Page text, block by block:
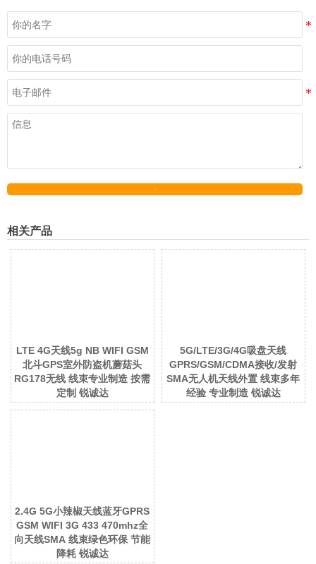
相关产品
LTE 4G天线5g NB WIFI GSM
北斗GPS室外防盗机蘑菇头
RG178无线 线束专业制造 按需
定制 锐诚达
5G/LTE/3G/4G吸盘天线
GPRS/GSM/CDMA接收/发射
SMA无人机天线外置 线束多年
经验 专业制造 锐诚达
2.4G 5G小辣椒天线蓝牙GPRS
GSM WIFI 3G 433 470mhz全
向天线SMA 线束绿色环保 节能
降耗 锐诚达